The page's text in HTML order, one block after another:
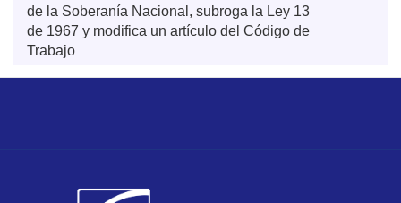
de la Soberanía Nacional, subroga la Ley 13
de 1967 y modifica un artículo del Código de
Trabajo